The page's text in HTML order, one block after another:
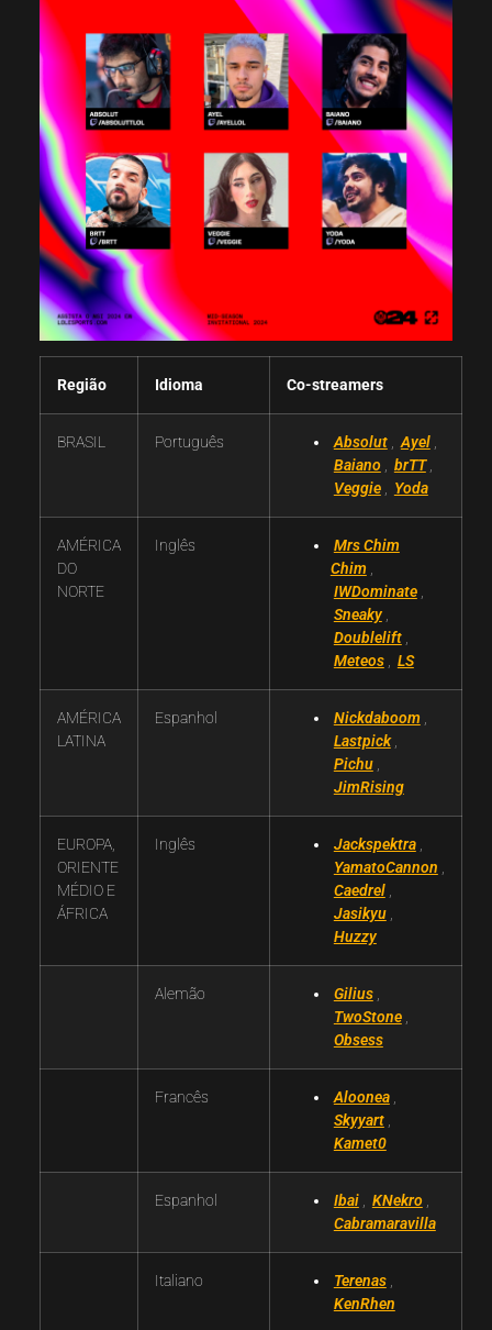
Região Idioma Co-streamers
BRASIL Português Absolut , Ayel ,
Baiano , brTT ,
Veggie , Yoda
AMÉRICA
DO
NORTE
Inglês
Mrs Chim
Chim ,
IWDominate ,
Sneaky ,
Doublelift ,
Meteos , LS
AMÉRICA
LATINA
Espanhol Nickdaboom ,
Lastpick ,
Pichu ,
JimRising
EUROPA,
ORIENTE
MÉDIO E
ÁFRICA
Inglês Jackspektra ,
YamatoCannon ,
Caedrel ,
Jasikyu ,
Huzzy
Alemão Gilius ,
TwoStone ,
Obsess
Francês Aloonea ,
Skyyart ,
Kamet0
Espanhol Ibai , KNekro ,
Cabramaravilla
Italiano Terenas ,
KenRhen